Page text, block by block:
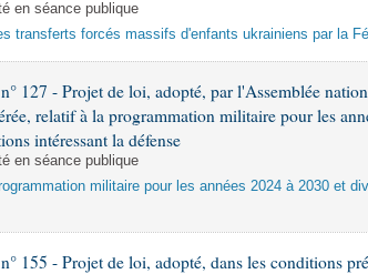
en séance publique
transferts forcés massifs d'enfants ukrainiens par la
127 - Projet de loi, adopté, par l'Assemblée
relatif à la programmation militaire pour les
intéressant la défense
en séance publique
militaire pour les années 2024 à 2030 et
155 - Projet de loi, adopté, dans les conditions